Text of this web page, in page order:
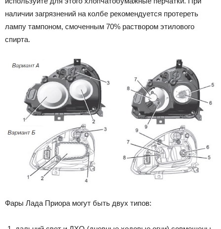
наличии загрязнений на колбе рекомендуется протереть
лампу тампоном, смоченным 70% раствором этилового
спирта.
Фары Лада Приора могут быть двух типов: